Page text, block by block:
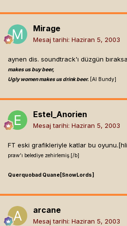
Mirage
Mesaj tarihi: Haziran 5, 2003
aynen dis. soundtrack'ı düzgün
makes us buy beer,
Ugly women makes us drink beer. [Al Bundy]
Estel_Anorien
Mesaj tarihi: Haziran 5, 2003
FT eski grafikleriyle katlar bu
praw'ı belediye zehirlemiş.[/b]
Querquobad Quane[SnowLords]
arcane
Mesaj tarihi: Haziran 5, 2003